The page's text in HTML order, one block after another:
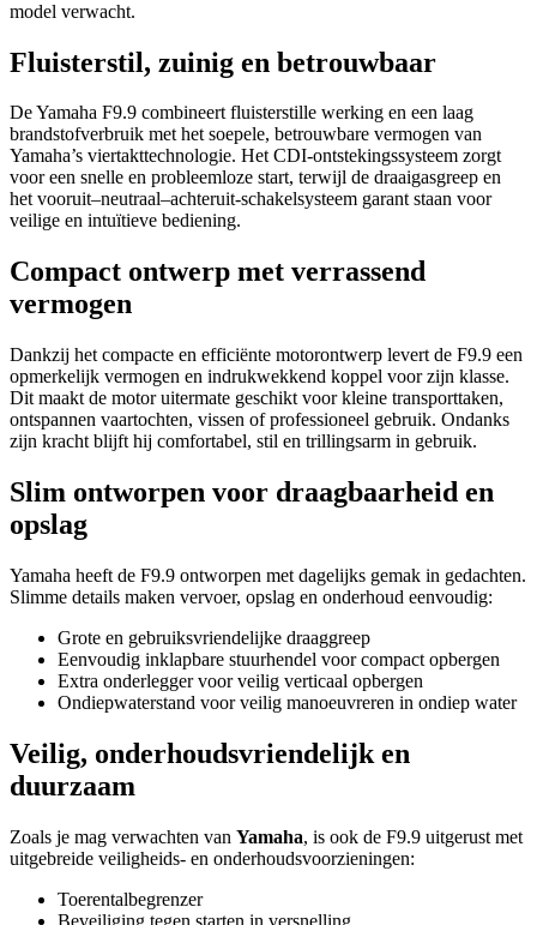
model verwacht.
Fluisterstil, zuinig en betrouwbaar
De Yamaha F9.9 combineert fluisterstille werking en een laag
brandstofverbruik met het soepele, betrouwbare vermogen van
Yamaha’s viertakttechnologie. Het CDI-ontstekingssysteem zorgt
voor een snelle en probleemloze start, terwijl de draaigasgreep en
het vooruit–neutraal–achteruit-schakelsysteem garant staan voor
veilige en intuïtieve bediening.
Compact ontwerp met verrassend
vermogen
Dankzij het compacte en efficiënte motorontwerp levert de F9.9 een
opmerkelijk vermogen en indrukwekkend koppel voor zijn klasse.
Dit maakt de motor uitermate geschikt voor kleine transporttaken,
ontspannen vaartochten, vissen of professioneel gebruik. Ondanks
zijn kracht blijft hij comfortabel, stil en trillingsarm in gebruik.
Slim ontworpen voor draagbaarheid en
opslag
Yamaha heeft de F9.9 ontworpen met dagelijks gemak in gedachten.
Slimme details maken vervoer, opslag en onderhoud eenvoudig:
Grote en gebruiksvriendelijke draaggreep
Eenvoudig inklapbare stuurhendel voor compact opbergen
Extra onderlegger voor veilig verticaal opbergen
Ondiepwaterstand voor veilig manoeuvreren in ondiep water
Veilig, onderhoudsvriendelijk en
duurzaam
Zoals je mag verwachten van Yamaha, is ook de F9.9 uitgerust met
uitgebreide veiligheids- en onderhoudsvoorzieningen:
Toerentalbegrenzer
Beveiliging tegen starten in versnelling